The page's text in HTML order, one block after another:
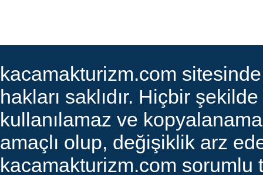
kacamakturizm.com
hakları saklıdır. Hiçbir
kullanılamaz ve
amaçlı olup, değişiklik arz
kacamakturizm.com sorumlu